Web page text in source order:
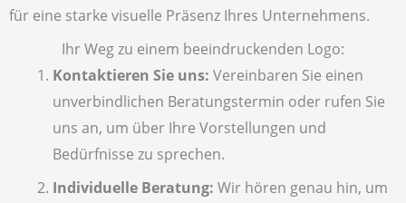
für eine starke visuelle Präsenz Ihres Unternehmens.
Ihr Weg zu einem beeindruckenden Logo:
Kontaktieren Sie uns: Vereinbaren Sie einen
unverbindlichen Beratungstermin oder rufen Sie
uns an, um über Ihre Vorstellungen und
Bedürfnisse zu sprechen.
Individuelle Beratung: Wir hören genau hin, um